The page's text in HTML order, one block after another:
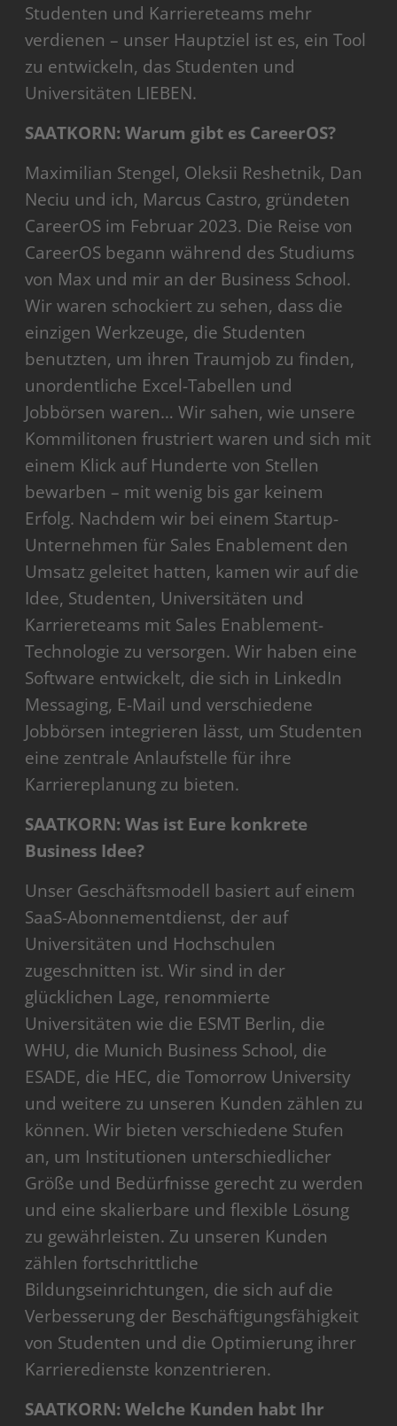
Studenten und Karriereteams mehr
verdienen – unser Hauptziel ist es, ein Tool
zu entwickeln, das Studenten und
Universitäten LIEBEN.
SAATKORN: Warum gibt es CareerOS?
Maximilian Stengel, Oleksii Reshetnik, Dan
Neciu und ich, Marcus Castro, gründeten
CareerOS im Februar 2023. Die Reise von
CareerOS begann während des Studiums
von Max und mir an der Business School.
Wir waren schockiert zu sehen, dass die
einzigen Werkzeuge, die Studenten
benutzten, um ihren Traumjob zu finden,
unordentliche Excel-Tabellen und
Jobbörsen waren… Wir sahen, wie unsere
Kommilitonen frustriert waren und sich mit
einem Klick auf Hunderte von Stellen
bewarben – mit wenig bis gar keinem
Erfolg. Nachdem wir bei einem Startup-
Unternehmen für Sales Enablement den
Umsatz geleitet hatten, kamen wir auf die
Idee, Studenten, Universitäten und
Karriereteams mit Sales Enablement-
Technologie zu versorgen. Wir haben eine
Software entwickelt, die sich in LinkedIn
Messaging, E-Mail und verschiedene
Jobbörsen integrieren lässt, um Studenten
eine zentrale Anlaufstelle für ihre
Karriereplanung zu bieten.
SAATKORN: Was ist Eure konkrete
Business Idee?
Unser Geschäftsmodell basiert auf einem
SaaS-Abonnementdienst, der auf
Universitäten und Hochschulen
zugeschnitten ist. Wir sind in der
glücklichen Lage, renommierte
Universitäten wie die ESMT Berlin, die
WHU, die Munich Business School, die
ESADE, die HEC, die Tomorrow University
und weitere zu unseren Kunden zählen zu
können. Wir bieten verschiedene Stufen
an, um Institutionen unterschiedlicher
Größe und Bedürfnisse gerecht zu werden
und eine skalierbare und flexible Lösung
zu gewährleisten. Zu unseren Kunden
zählen fortschrittliche
Bildungseinrichtungen, die sich auf die
Verbesserung der Beschäftigungsfähigkeit
von Studenten und die Optimierung ihrer
Karrieredienste konzentrieren.
SAATKORN: Welche Kunden habt Ihr